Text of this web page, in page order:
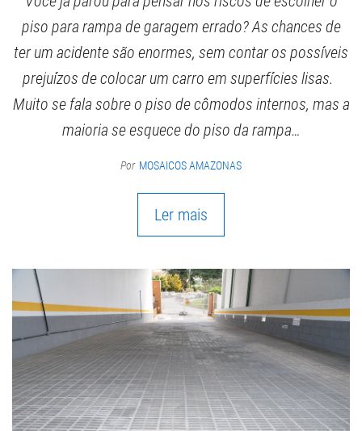
piso para rampa de garagem errado? As chances de
ter um acidente são enormes, sem contar os possíveis
prejuízos de colocar um carro em superfícies lisas.
Muito se fala sobre o piso de cômodos internos, mas a
maioria se esquece do piso da rampa…
Por MOSAICOS AMAZONAS
Ler mais